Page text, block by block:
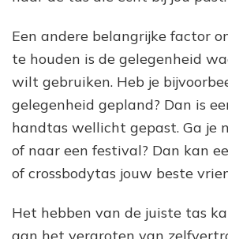
Een andere belangrijke factor
te houden is de gelegenheid
wilt gebruiken. Heb je
gelegenheid gepland? Dan is
handtas wellicht gepast. Ga je
of naar een festival? Dan kan
of crossbodytas jouw beste
Het hebben van de juiste tas
aan het vergroten van